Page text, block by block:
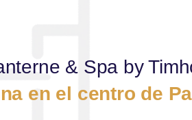
& Spa by
en el centro de